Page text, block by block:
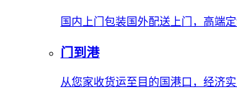
国内上门包装国外配送上门，高端
门到港
从您家收货运至目的国港口，经济